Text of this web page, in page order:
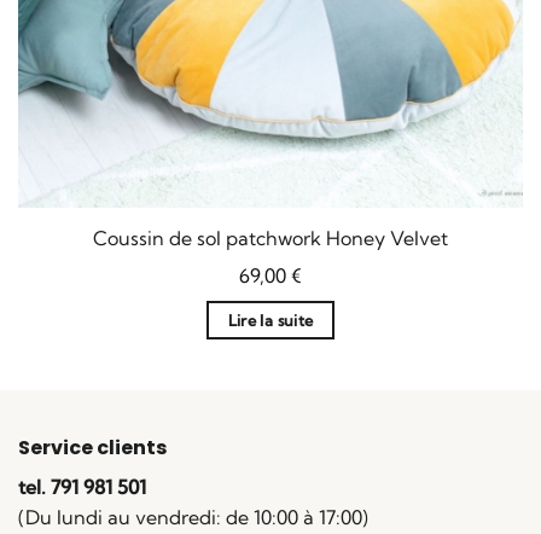
Coussin de sol patchwork Honey Velvet
69,00 €
Lire la suite
Service clients
tel. 791 981 501
(Du lundi au vendredi: de 10:00 à 17:00)